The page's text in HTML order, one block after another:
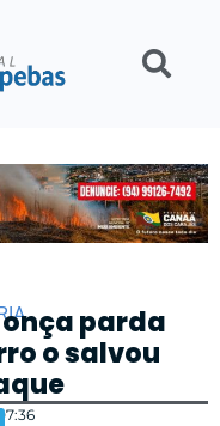
parda
o salvou
07:36